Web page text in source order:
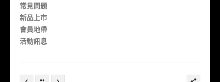
常見問題
新品上市
會員地帶
活動訊息